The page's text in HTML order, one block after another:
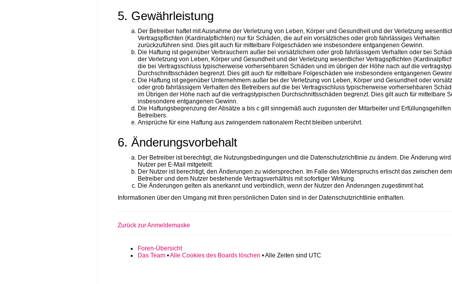
5. Gewährleistung
Der Betreiber haftet mit Ausnahme der Verletzung von Leben, Körper und Gesundheit und der Verletzung
Vertragspflichten (Kardinalpflichten) nur für Schäden, die auf ein vorsätzliches oder grob fahrlässiges Verhalten
zurückzuführen sind. Dies gilt auch für mittelbare Folgeschäden wie insbesondere entgangenen Gewinn.
Die Haftung ist gegenüber Verbrauchern außer bei vorsätzlichem oder grob fahrlässigem Verhalten oder bei
der Verletzung von Leben, Körper und Gesundheit und der Verletzung wesentlicher Vertragspflichten
die bei Vertragsschluss typischerweise vorhersehbaren Schäden und im übrigen der Höhe nach auf die
Durchschnittsschäden begrenzt. Dies gilt auch für mittelbare Folgeschäden wie insbesondere entgangenen
Die Haftung ist gegenüber Unternehmern außer bei der Verletzung von Leben, Körper und Gesundheit oder
oder grob fahrlässigem Verhalten des Betreibers auf die bei Vertragsschluss typischerweise vorhersehbaren
im Übrigen der Höhe nach auf die vertragstypischen Durchschnittsschäden begrenzt. Dies gilt auch für mittelbare
insbesondere entgangenen Gewinn.
Die Haftungsbegrenzung der Absätze a bis c gilt sinngemäß auch zugunsten der Mitarbeiter und Erfüllungsgehilfen
Betreibers.
Ansprüche für eine Haftung aus zwingendem nationalem Recht bleiben unberührt.
6. Änderungsvorbehalt
Der Betreiber ist berechtigt, die Nutzungsbedingungen und die Datenschutzrichtlinie zu ändern. Die Änderung wird
Nutzer per E-Mail mitgeteilt.
Der Nutzer ist berechtigt, den Änderungen zu widersprechen. Im Falle des Widerspruchs erlischt das zwischen dem
Betreiber und dem Nutzer bestehende Vertragsverhältnis mit sofortiger Wirkung.
Die Änderungen gelten als anerkannt und verbindlich, wenn der Nutzer den Änderungen zugestimmt hat.
Informationen über den Umgang mit Ihren persönlichen Daten sind in der Datenschutzrichtlinie enthalten.
Zurück zur Anmeldemaske
Foren-Übersicht
Das Team•Alle Cookies des Boards löschen • Alle Zeiten sind UTC